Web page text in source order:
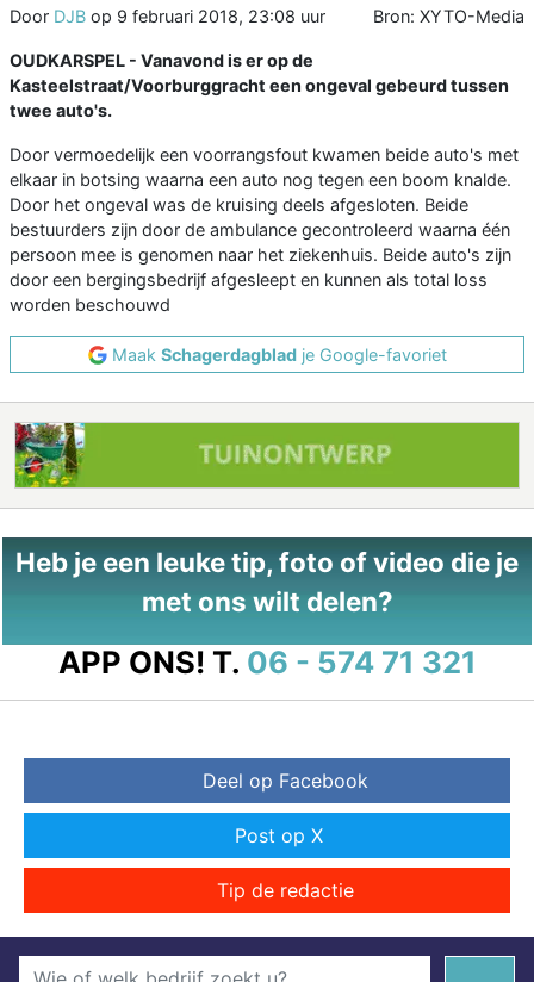
Door DJB op 9 februari 2018, 23:08 uur Bron: XYTO-Media
OUDKARSPEL - Vanavond is er op de
Kasteelstraat/Voorburggracht een ongeval gebeurd tussen
twee auto's.
Door vermoedelijk een voorrangsfout kwamen beide auto's met
elkaar in botsing waarna een auto nog tegen een boom knalde.
Door het ongeval was de kruising deels afgesloten. Beide
bestuurders zijn door de ambulance gecontroleerd waarna één
persoon mee is genomen naar het ziekenhuis. Beide auto's zijn
door een bergingsbedrijf afgesleept en kunnen als total loss
worden beschouwd
Maak Schagerdagbladje Google-favoriet
Heb je een leuke tip, foto of video die je
met ons wilt delen?
APP ONS! T. 06 - 574 71 321
Deel op Facebook
Post op X
Tip de redactie